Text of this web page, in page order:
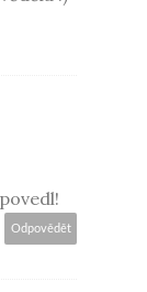
Odpovědět